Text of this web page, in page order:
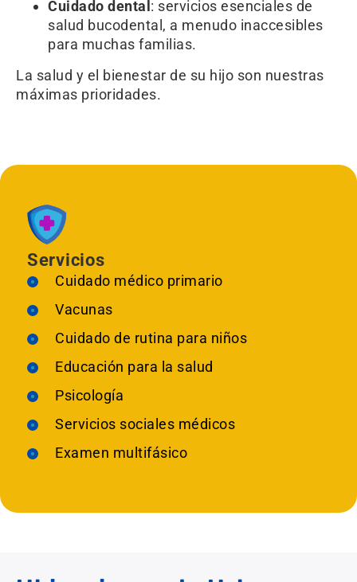
Servicios
Cuidado médico primario
Vacunas
Cuidado de rutina para niños
Educación para la salud
Psicología
Servicios sociales médicos
Examen multifásico
Cuidado dental : servicios esenciales de
salud bucodental, a menudo inaccesibles
para muchas familias.
La salud y el bienestar de su hijo son nuestras
máximas prioridades.